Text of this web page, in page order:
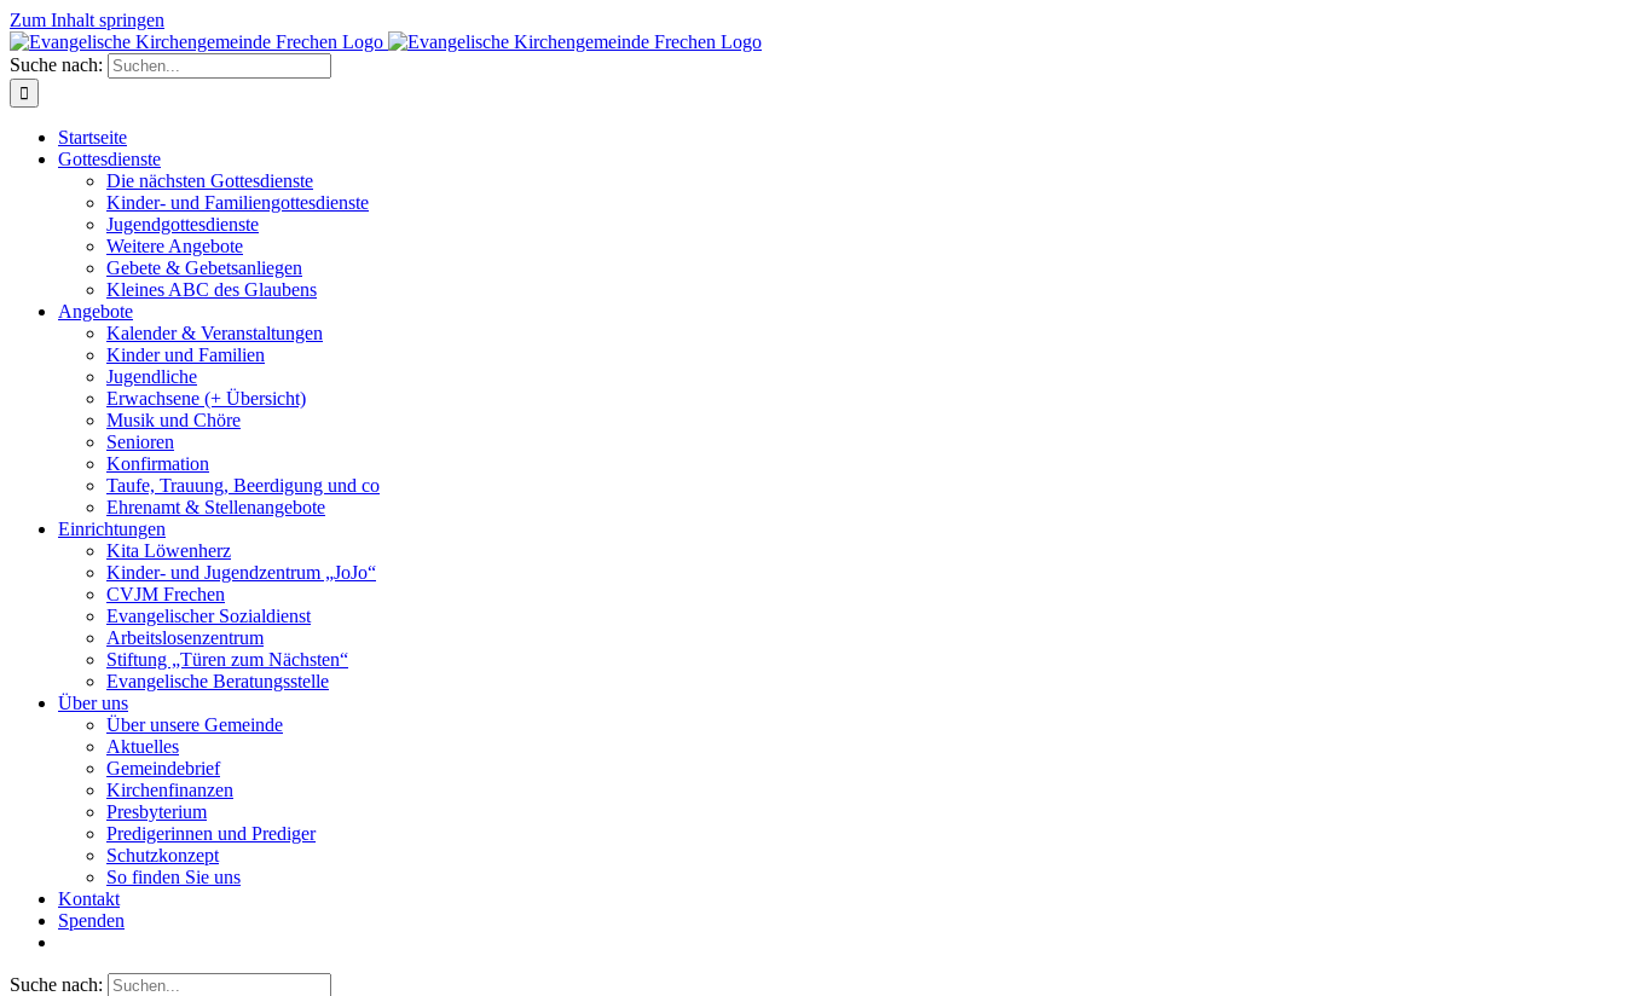
Zum Inhalt springen
Suche nach:
Startseite
Gottesdienste
Die nächsten Gottesdienste
Kinder- und Familiengottesdienste
Jugendgottesdienste
Weitere Angebote
Gebete & Gebetsanliegen
Kleines ABC des Glaubens
Angebote
Kalender & Veranstaltungen
Kinder und Familien
Jugendliche
Erwachsene (+ Übersicht)
Musik und Chöre
Senioren
Konfirmation
Taufe, Trauung, Beerdigung und co
Ehrenamt & Stellenangebote
Einrichtungen
Kita Löwenherz
Kinder- und Jugendzentrum „JoJo“
CVJM Frechen
Evangelischer Sozialdienst
Arbeitslosenzentrum
Stiftung „Türen zum Nächsten“
Evangelische Beratungsstelle
Über uns
Über unsere Gemeinde
Aktuelles
Gemeindebrief
Kirchenfinanzen
Presbyterium
Predigerinnen und Prediger
Schutzkonzept
So finden Sie uns
Kontakt
Spenden
Suche nach: